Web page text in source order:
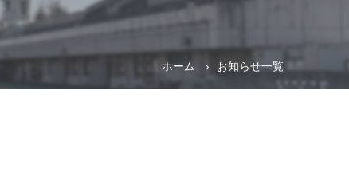
ホーム お知らせ一覧